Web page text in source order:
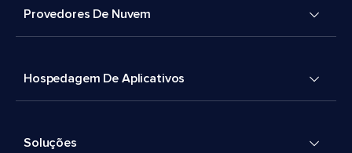
Provedores De Nuvem
Hospedagem De Aplicativos
Soluções